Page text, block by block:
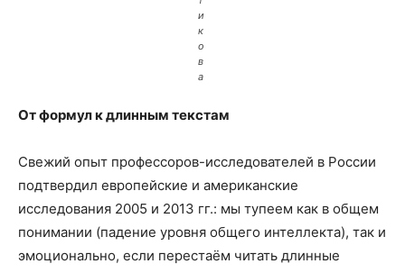
и
к
о
в
а
От формул к длинным текстам
Свежий опыт профессоров-исследователей в России
подтвердил европейские и американские
исследования 2005 и 2013 гг.: мы тупеем как в общем
понимании (падение уровня общего интеллекта), так и
эмоционально, если перестаём читать длинные